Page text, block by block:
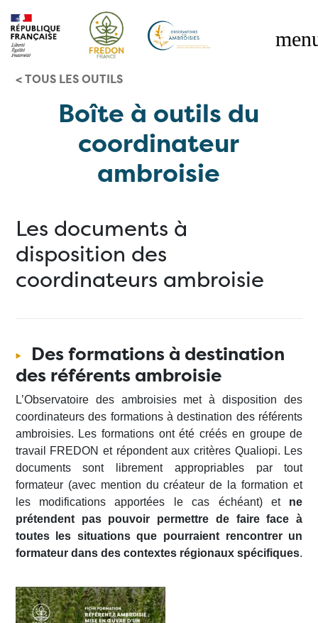
OBSERVATOIRE DES AMBROISIES
< TOUS LES OUTILS
Boîte à outils du
coordinateur
ambroisie
Les documents à
disposition des
coordinateurs ambroisie
Des formations à destination
des référents ambroisie
L’Observatoire des ambroisies met à disposition des
coordinateurs des formations à destination des référents
ambroisies. Les formations ont été créés en groupe de
travail FREDON et répondent aux critères Qualiopi. Les
documents sont librement appropriables par tout
formateur (avec mention du créateur de la formation et
les modifications apportées le cas échéant) et ne
prétendent pas pouvoir permettre de faire face à
toutes les situations que pourraient rencontrer un
formateur dans des contextes régionaux spécifiques.